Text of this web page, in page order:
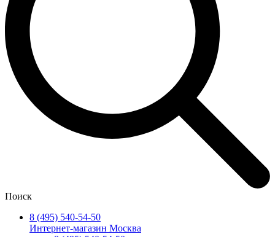
Поиск
8 (495) 540-54-50
Интернет-магазин Москва